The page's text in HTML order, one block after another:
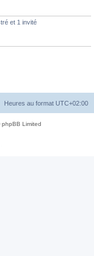
et 1 invité
Heures au format UTC+02:00
Limited